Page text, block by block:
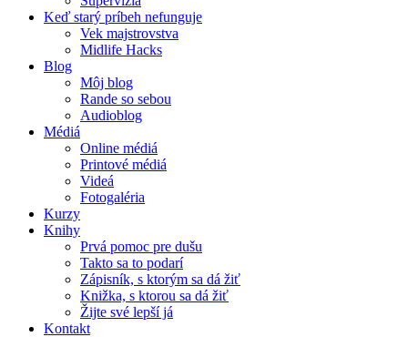
Keď starý príbeh nefunguje
Vek majstrovstva
Midlife Hacks
Blog
Môj blog
Rande so sebou
Audioblog
Médiá
Online médiá
Printové médiá
Videá
Fotogaléria
Kurzy
Knihy
Prvá pomoc pre dušu
Takto sa to podarí
Zápisník, s ktorým sa dá žiť
Knižka, s ktorou sa dá žiť
Žijte své lepší já
Kontakt